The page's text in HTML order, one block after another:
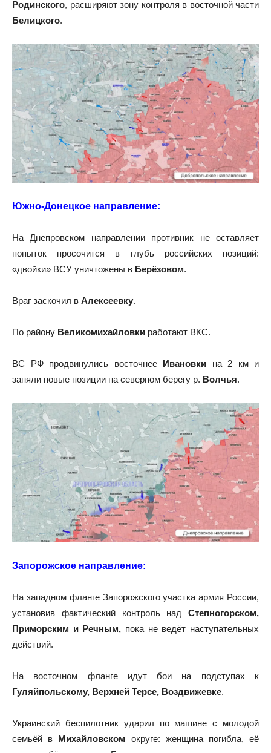
Родинского, расширяют зону контроля в восточной части
Белицкого.
Южно-Донецкое направление:
На Днепровском направлении противник не оставляет
попыток просочится в глубь российских позиций:
«двойки» ВСУ уничтожены в Берёзовом.
Враг заскочил в Алексеевку.
По району Великомихайловки работают ВКС.
ВС РФ продвинулись восточнее Ивановки на 2 км и
заняли новые позиции на северном берегу р. Волчья.
Запорожское направление:
На западном фланге Запорожского участка армия России,
установив фактический контроль над Степногорском,
Приморским и Речным, пока не ведёт наступательных
действий.
На восточном фланге идут бои на подступах к
Гуляйпольскому, Верхней Терсе, Воздвижевке.
Украинский беспилотник ударил по машине с молодой
семьёй в Михайловском округе: женщина погибла, её